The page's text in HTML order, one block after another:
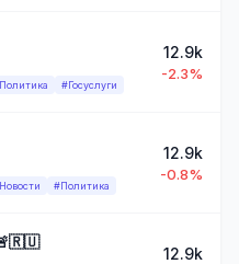
#Госуслуги
12.9k
-2.3%
#Политика
12.9k
-0.8%
12.9k